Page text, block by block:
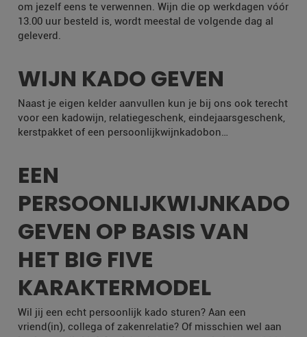
om jezelf eens te verwennen. Wijn die op werkdagen vóór
13.00 uur besteld is, wordt meestal de volgende dag al
geleverd.
WIJN KADO GEVEN
Naast je eigen kelder aanvullen kun je bij ons ook terecht
voor een kadowijn, relatiegeschenk, eindejaarsgeschenk,
kerstpakket of een persoonlijkwijnkadobon…
EEN
PERSOONLIJKWIJNKADO
GEVEN OP BASIS VAN
HET BIG FIVE
KARAKTERMODEL
Wil jij een echt persoonlijk kado sturen? Aan een
vriend(in), collega of zakenrelatie? Of misschien wel aan